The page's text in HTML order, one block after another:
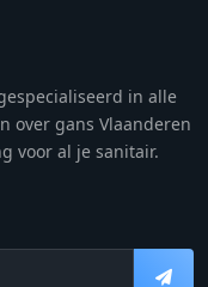
in alle
over gans Vlaanderen
voor al je sanitair.